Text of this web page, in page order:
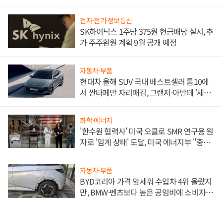
전자·전기·정보통신
SK하이닉스 1주당 375원 현금배당 실시, 추
가 주주환원 계획 9월 공개 예정
자동차·부품
현대차 올해 SUV 국내 베스트셀러 톱10에
서 싼타페만 자리매김, 그랜저·아반떼 '세단
화학·에너지
'한수원 협력사' 미국 오클로 SMR 연구용 원
자로 '임계 상태' 도달, 미국 에너지부 "중요
자동차·부품
BYD코리아 가격 앞세워 수입차 4위 올랐지
만, BMW·벤츠보다 높은 공임비에 소비자